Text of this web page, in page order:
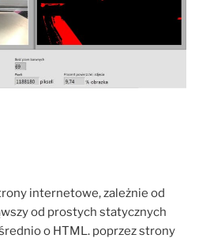
internetowe, zależnie od
od prostych statycznych
o HTML. poprzez strony